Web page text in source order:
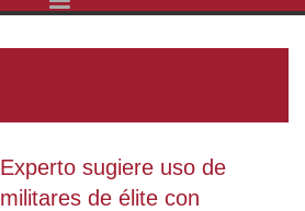
Experto sugiere uso de
militares de élite con